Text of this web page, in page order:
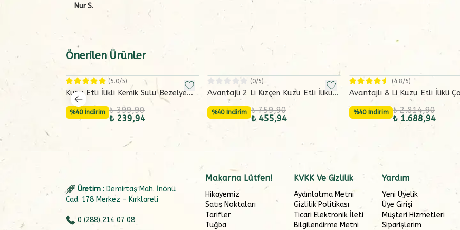
Nur S.
Önerilen Ürünler
(5.0/5)
Kuzu Etli İlikli Kemik Sulu Bezelye
Çorbası (165 gram)
%40 İndirim ₺ 399,90
₺ 239,94
(0/5)
Avantajlı 2 Li Kızçen Kuzu Etli İlikli
Kemik Sulu Enginar Çorbası (2x165
g)
%40 İndirim ₺ 759,90
₺ 455,94
(4.8/5)
Avantajlı 8 Li Kuzu Etli İlikli
%40 İndirim ₺ 2.814,90
₺ 1.688,94
Üretim : Demirtaş Mah. İnönü
Cad. 178 Merkez - Kırklareli
0 (288) 214 07 08
Makarna Lütfen!
Hikayemiz
Satış Noktaları
Tarifler
Tuğba
KVKK Ve Gizlilik
Aydınlatma Metni
Gizlilik Politikası
Ticari Elektronik İleti
Bilgilendirme Metni
Yardım
Yeni Üyelik
Üye Girişi
Müşteri Hizmetleri
Siparişlerim